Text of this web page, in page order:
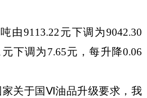
由9113.22元下调 为9042.30
元下调 为 7.65元，每升降0.06
关于国Ⅵ油品升级要求，我